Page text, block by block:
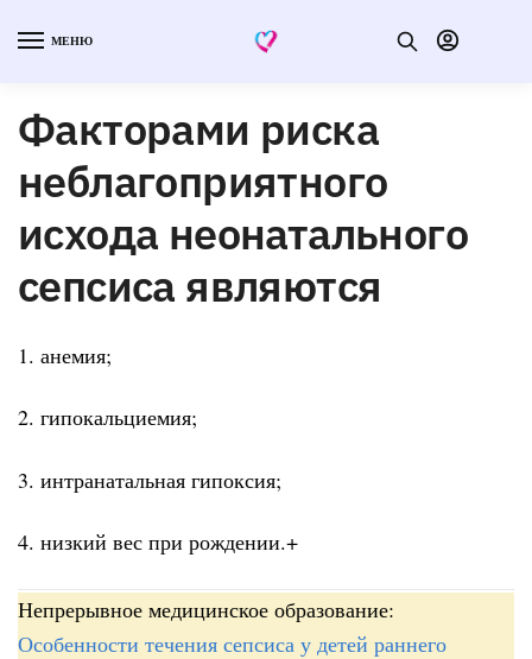
МЕНЮ
Факторами риска
неблагоприятного
исхода неонатального
сепсиса являются
1. анемия;
2. гипокальциемия;
3. интранатальная гипоксия;
4. низкий вес при рождении.+
Непрерывное медицинское образование:
Особенности течения сепсиса у детей раннего